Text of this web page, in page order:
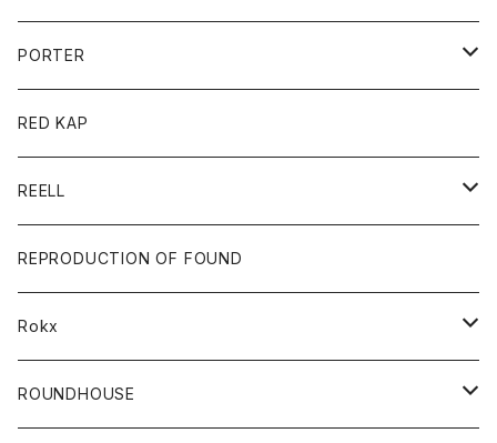
ロングスリーブＴシャツ
コート
ジャケット
アクセサリー
バッグ
キッズ
Tシャツ
帽子
グッズ
靴
バック
トップス
カットソー
カーディガン
ボトムス
ショートパンツ
レディース
ダウンジャケット
PORTER
カードホルダー
キーホルダー
財布
バック
RED KAP
REELL
パンツ
ショートパンツ
REPRODUCTION OF FOUND
Rokx
ボトム
ROUNDHOUSE